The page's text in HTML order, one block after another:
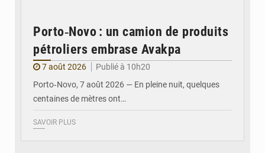
Porto‑Novo : un camion de produits
pétroliers embrase Avakpa
7 août 2026
Publié à 10h20
Porto‑Novo, 7 août 2026 — En pleine nuit, quelques
centaines de mètres ont…
SAVOIR PLUS